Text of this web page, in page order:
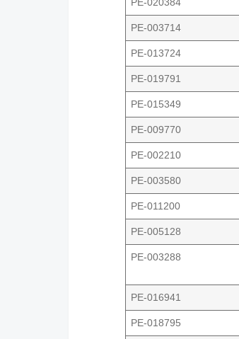
PE-020384
PE-003714
PE-013724
PE-019791
PE-015349
PE-009770
PE-002210
PE-003580
PE-011200
PE-005128
PE-003288
PE-016941
PE-018795